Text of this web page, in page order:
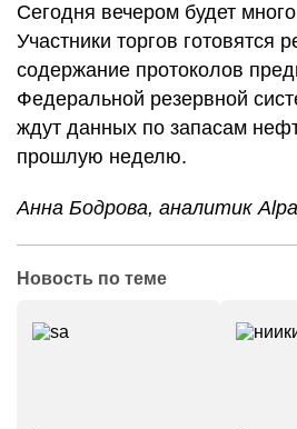
Сегодня вечером будет
Участники торгов готовятся
содержание протоколов
Федеральной резервной
ждут данных по запасам
прошлую неделю.
Анна Бодрова, аналитик
Новость по теме